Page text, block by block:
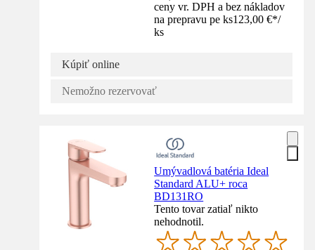
ceny vr. DPH a bez nákladov
na prepravu pe ks123,00 €*/
ks
Kúpiť online
Nemožno rezervovať
Umývadlová batéria Ideal
Standard ALU+ roca
BD131RO
Tento tovar zatiaľ nikto
nehodnotil.